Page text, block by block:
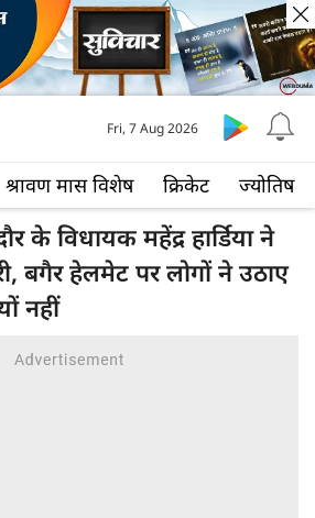
श्रावण मास विशेष क्रिकेट ज्योतिष
Fri, 7 Aug 2026
के विधायक महेंद्र हार्डिया ने
बगैर हेलमेट पर लोगों ने उठाए
नहीं